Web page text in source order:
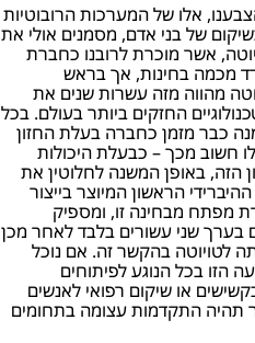
אלו של המערכות הרובוטיות
של בני אדם, מסמנים אולי את
אשר מוכרת לרובנו כחברת
מכמה בחינות, אך בראש
מהווה מזה עשרות שנים את
החזקים ביותר בעולם. בכל
כבר מזמן כחברה בעלת החזון
חשוב מכך – כבעלת היכולות
הזה, באופן המשנה לחלוטין את
הראשון המיוצר בייצור
היווה נקודת מפתח מבחינה זו, ומספיק
בערך שני עשורים בלבד לאחר מכן
לטויוטה בהקשר זה. אם נוכל
בכל הנוגע לפיתוחים
או שיקום רפואי לאנשים
תהיה התקדמות עצומה בתחומים